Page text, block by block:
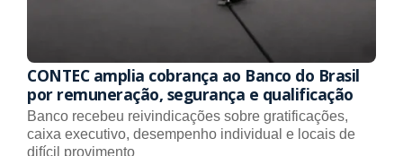
CONTEC amplia cobrança ao Banco do Brasil
por remuneração, segurança e qualificação
Banco recebeu reivindicações sobre gratificações,
caixa executivo, desempenho individual e locais de
difícil provimento